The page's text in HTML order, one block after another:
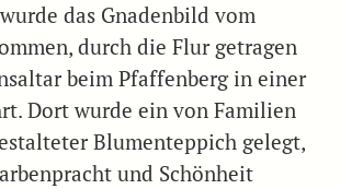
das Gnadenbild vom
durch die Flur getragen
beim Pfaffenberg in einer
Dort wurde ein von Familien
Blumenteppich gelegt,
und Schönheit